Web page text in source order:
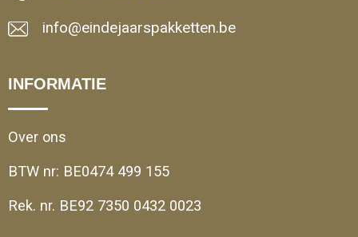
info@eindejaarspakketten.be
INFORMATIE
Over ons
BTW nr: BE0474 499 155
Rek. nr. BE92 7350 0432 0023